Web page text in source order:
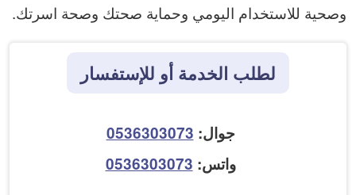
وصحية للاستخدام اليومي وحماية صحتك وصحة اسرتك.
لطلب الخدمة أو للإستفسار
جوال: 0536303073
واتس: 0536303073